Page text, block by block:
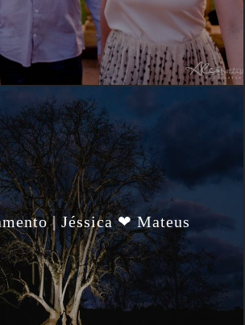
| Jéssica ❤ Mateus